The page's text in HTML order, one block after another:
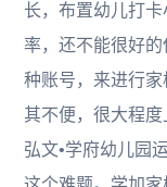
长，布置幼儿打
率，还不能很好
种账号，来进行
其不便，很大程度
弘文•学府幼儿园